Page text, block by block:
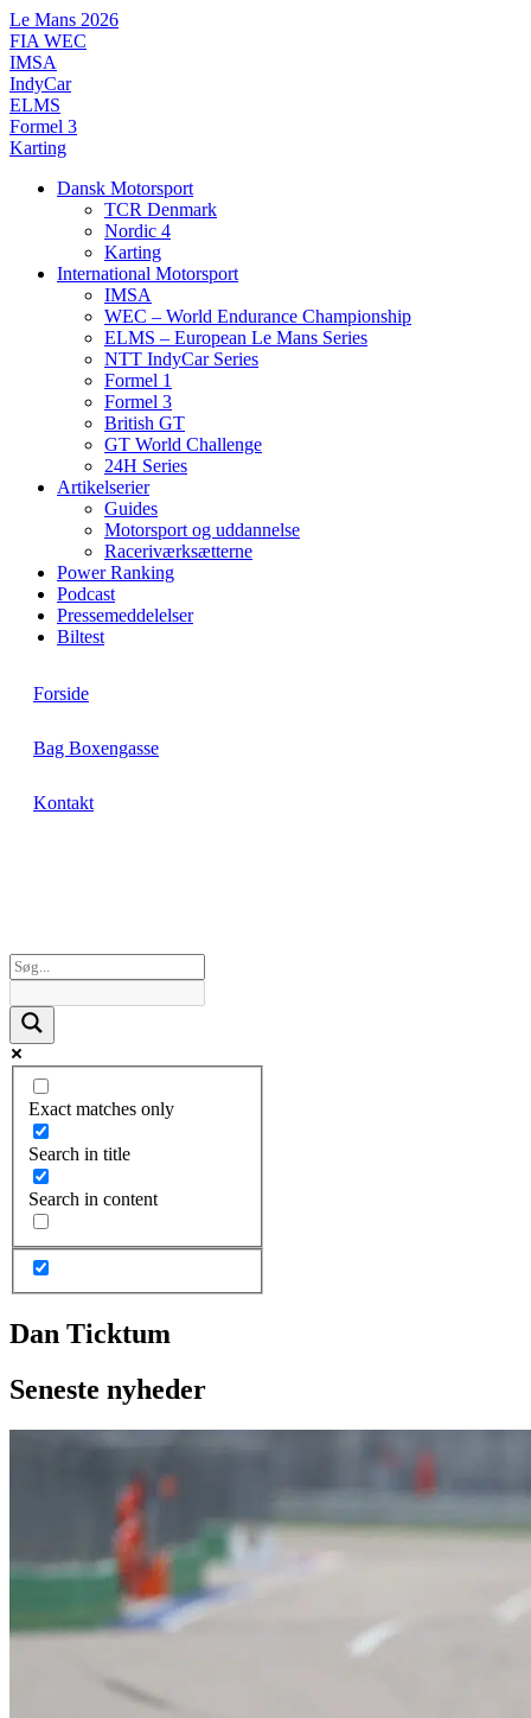
Videre
til
indhold
Le Mans 2026
FIA WEC
IMSA
IndyCar
ELMS
Formel 3
Karting
Dansk Motorsport
TCR Denmark
Nordic 4
Karting
International Motorsport
IMSA
WEC – World Endurance Championship
ELMS – European Le Mans Series
NTT IndyCar Series
Formel 1
Formel 3
British GT
GT World Challenge
24H Series
Artikelserier
Guides
Motorsport og uddannelse
Raceriværksætterne
Power Ranking
Podcast
Pressemeddelelser
Biltest
Forside
Bag Boxengasse
Kontakt
Exact matches only
Search in title
Search in content
Dan Ticktum
Seneste nyheder